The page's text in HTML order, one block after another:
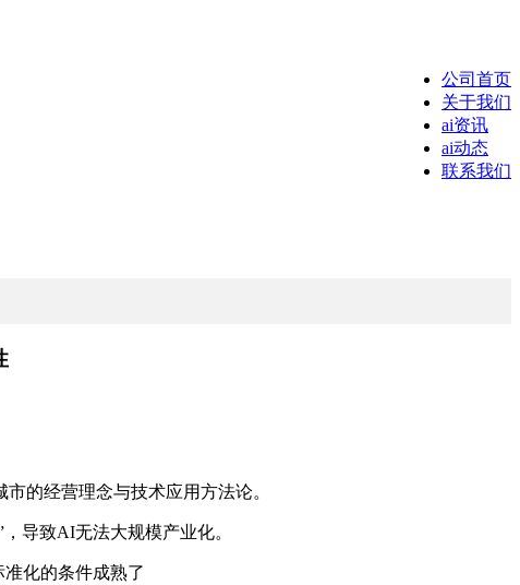
公司首页
关于我们
ai资讯
ai动态
联系我们
的经营理念与技术应用方法论。
导致AI无法大规模产业化。
化的条件成熟了